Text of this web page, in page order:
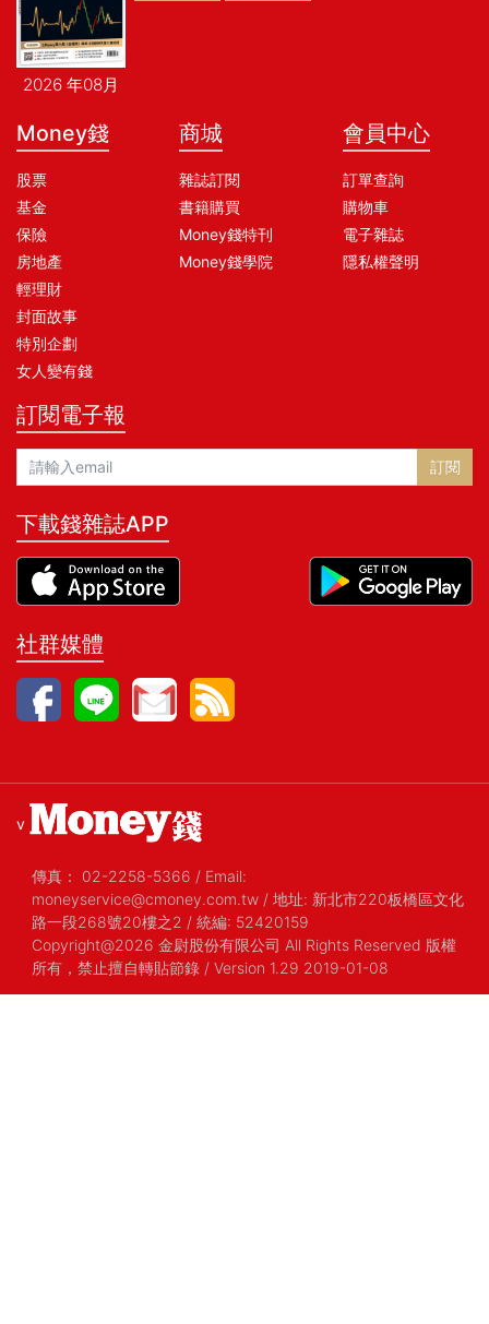
2026 年08月
Money錢
股票
基金
保險
房地產
輕理財
封面故事
特別企劃
女人變有錢
商城
雜誌訂閱
書籍購買
Money錢特刊
Money錢學院
會員中心
訂單查詢
購物車
電子雜誌
隱私權聲明
訂閱電子報
訂閱
下載錢雜誌APP
社群媒體
v
傳真： 02-2258-5366 / Email:
moneyservice@cmoney.com.tw / 地址: 新北市220板橋區文化
路一段268號20樓之2 / 統編: 52420159
Copyright@2026 金尉股份有限公司 All Rights Reserved 版權
所有，禁止擅自轉貼節錄 / Version 1.29 2019-01-08